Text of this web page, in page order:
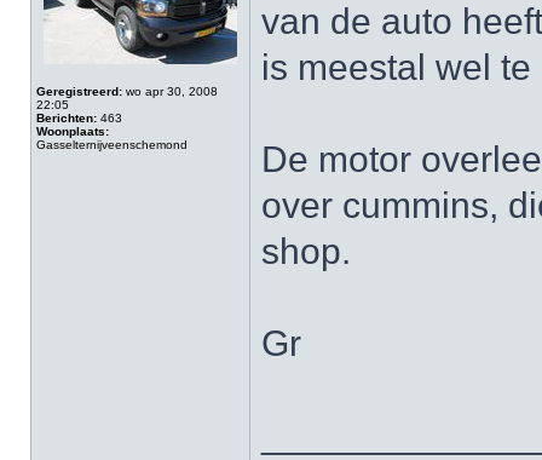
Geregistreerd: wo apr 30, 2008
22:05
Berichten: 463
Woonplaats:
Gasselternijveenschemond
van de auto
is meestal wel
De motor
over cummins,
shop.
Gr